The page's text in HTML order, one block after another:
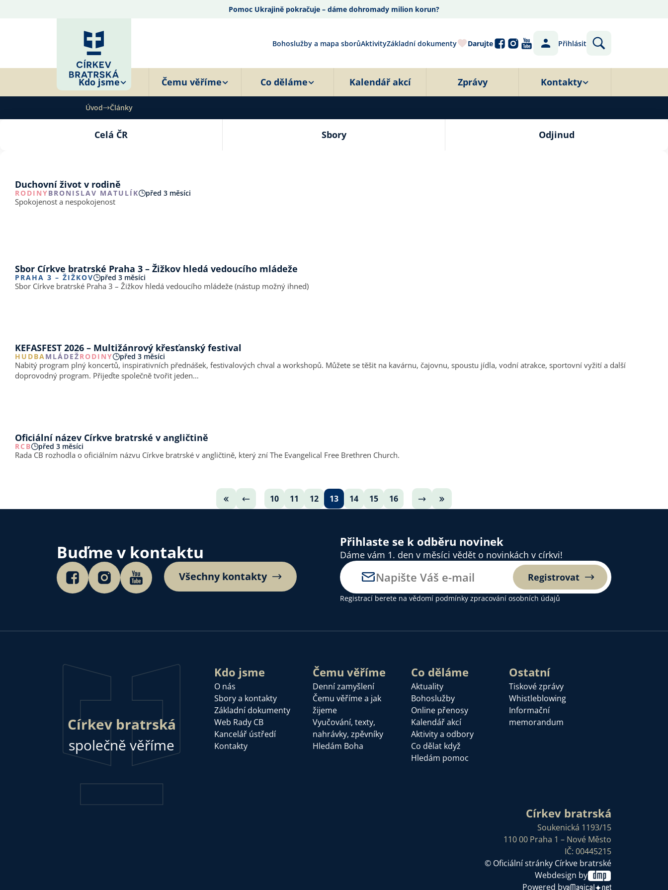
Pomoc Ukrajině pokračuje – dáme dohromady milion korun?
Bohoslužby a mapa sborůAktivityZákladní dokumenty Darujte Přihlásit
Kdo jsme Čemu věříme Co děláme Kalendář akcí Zprávy Kontakty
Úvod Články
Celá ČR Sbory Odjinud
Duchovní život v rodině
RODINYBRONISLAV MATULÍK před 3 měsíci
Spokojenost a nespokojenost
Sbor Církve bratrské Praha 3 – Žižkov hledá vedoucího mládeže
PRAHA 3 – ŽIŽKOV před 3 měsíci
Sbor Církve bratrské Praha 3 – Žižkov hledá vedoucího mládeže (nástup možný ihned)
KEFASFEST 2026 – Multižánrový křesťanský festival
HUDBAMLÁDEŽRODINY před 3 měsíci
Nabitý program plný koncertů, inspirativních přednášek, festivalových chval a workshopů. Můžete se těšit na kavárnu, čajovnu, spoustu jídla, vodní atrakce, sportovní vyžití a další
doprovodný program. Přijeďte společně tvořit jeden…
Oficiální název Církve bratrské v angličtině
RCB před 3 měsíci
Rada CB rozhodla o oficiálním názvu Církve bratrské v angličtině, který zní The Evangelical Free Brethren Church.
10 11 12 13 14 15 16
Buďme v kontaktu
Všechny kontakty
Přihlaste se k odběru novinek
Dáme vám 1. den v měsíci vědět o novinkách v církvi!
Registrovat
Registrací berete na vědomí podmínky zpracování osobních údajů
Církev bratrská
společně věříme
Kdo jsme
O nás
Sbory a kontakty
Základní dokumenty
Web Rady CB
Kancelář ústředí
Kontakty
Čemu věříme
Denní zamyšlení
Čemu věříme a jak
žijeme
Vyučování, texty,
nahrávky, zpěvníky
Hledám Boha
Co děláme
Aktuality
Bohoslužby
Online přenosy
Kalendář akcí
Aktivity a odbory
Co dělat když
Hledám pomoc
Ostatní
Tiskové zprávy
Whistleblowing
Informační
memorandum
Církev bratrská
Soukenická 1193/15
110 00 Praha 1 – Nové Město
IČ: 00445215
© Oficiální stránky Církve bratrské
Webdesign by
Powered by